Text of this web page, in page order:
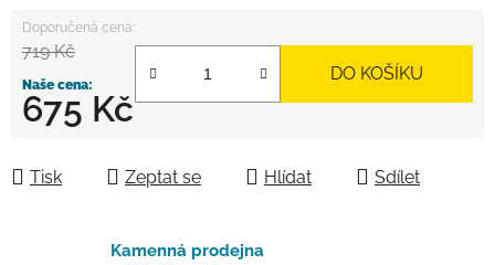
719 Kč
675 Kč
DO KOŠÍKU
Tisk Zeptat se Hlídat Sdílet
Kamenná prodejna